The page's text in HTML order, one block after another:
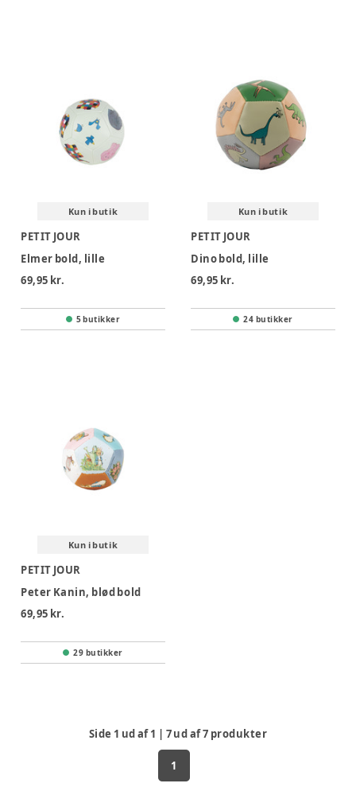
Kun i butik
PETIT JOUR
Elmer bold, lille
69,95 kr.
5 butikker
Kun i butik
PETIT JOUR
Dino bold, lille
69,95 kr.
24 butikker
Kun i butik
PETIT JOUR
Peter Kanin, blød bold
69,95 kr.
29 butikker
Side 1 ud af1 | 7ud af7 produkter
1